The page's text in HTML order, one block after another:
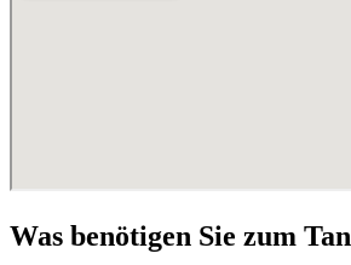
Was benötigen Sie zum